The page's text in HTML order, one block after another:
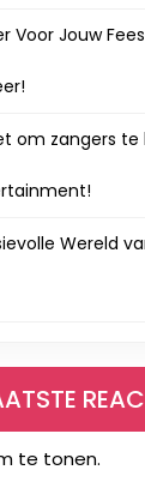
Voor Jouw
om zangers
Wereld
te tonen.